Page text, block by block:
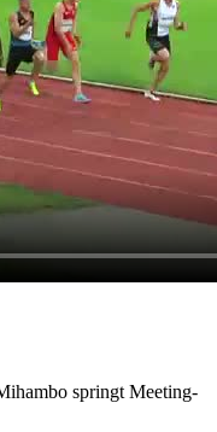
springt Meeting-